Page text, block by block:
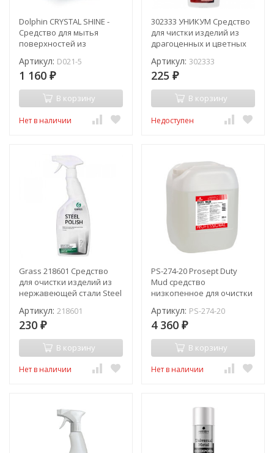
Dolphin CRYSTAL SHINE -
Средство для мытья
поверхностей из
Артикул: D021-5
1 160 ₽
В корзину
Нет в наличии
302333 УНИКУМ Средство
для чистки изделий из
драгоценных и цветных
Артикул: 302333
225 ₽
В корзину
Недоступен
Grass 218601 Средство
для очистки изделий из
нержавеющей стали Steel
Артикул: 218601
230 ₽
В корзину
Нет в наличии
PS-274-20 Prosept Duty
Mud средство
низкопенное для очистки
его основе / 20 л
Артикул: PS-274-20
4 360 ₽
В корзину
Нет в наличии